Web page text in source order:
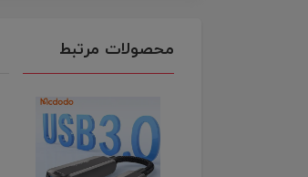
محصولات مرتبط